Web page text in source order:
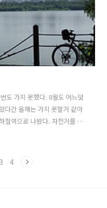
도 가지 못했다. 8월도 어느덧
다간 올해는 가지 못할거 같아
철역으로 나왔다. 자전거를 조
3 4